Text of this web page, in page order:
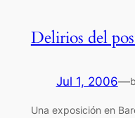
Delirios del
Jul 1, 2006—
Una exposición en